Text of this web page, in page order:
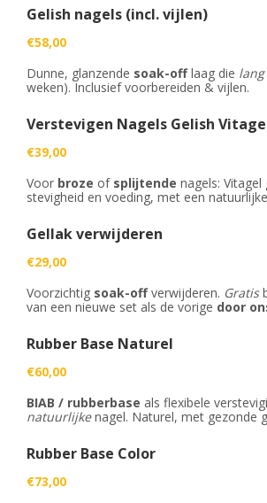
Voeten
Nagels
Wimpers
Wenkbrauwen
Prijslijst
Foto's
Prijzen
Reserveren
Arrangementen
Cadeaubon
Huisregels
Privé Wellness met Massage
Producten
PROMO'S
Gelish nagels (incl. vijlen)
€58,00
Dunne, glanzende soak-offlaag die
weken). Inclusief voorbereiden & vijlen.
Verstevigen Nagels Gelish
€39,00
Voor broze of splijtende nagels:
stevigheid en voeding, met een
Gellak verwijderen
€29,00
Voorzichtig soak-offverwijderen. Gratis
van een nieuwe set als de vorige door
Rubber Base Naturel
€60,00
BIAB / rubberbase als flexibele
natuurlijkenagel. Naturel, met gezonde
Rubber Base Color
€73,00